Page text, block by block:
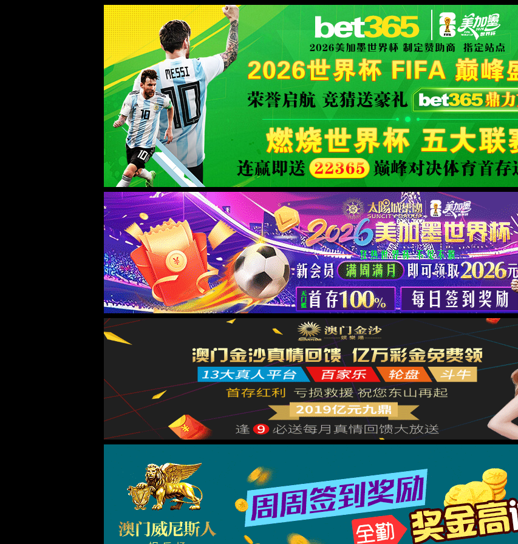
365(beat·中文)唯一官方网站
WTS-WAF拦截详情
出现该页面的原因:
1.你的请求是黑客攻击
2.你的请求合法但触发了安全规则,请提交问题反馈
XML 地图